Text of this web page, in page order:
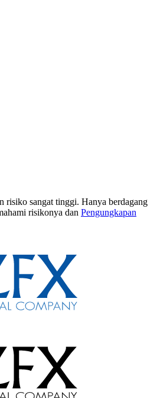
risiko sangat tinggi. Hanya berdagang
risikonya dan Pengungkapan